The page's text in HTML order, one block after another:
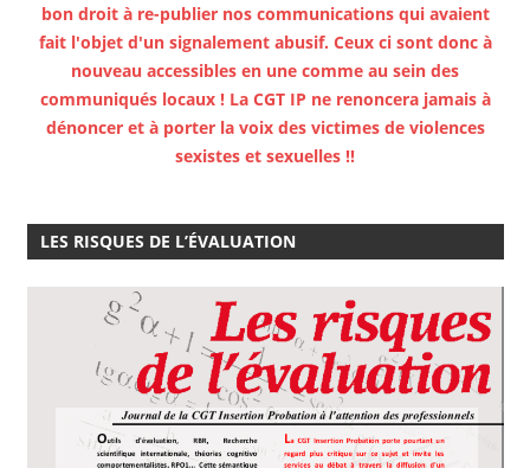
bon droit à re-publier nos communications qui avaient
fait l'objet d'un signalement abusif. Ceux ci sont donc à
nouveau accessibles en une comme au sein des
communiqués locaux ! La CGT IP ne renoncera jamais à
dénoncer et à porter la voix des victimes de violences
sexistes et sexuelles !!
LES RISQUES DE L’ÉVALUATION